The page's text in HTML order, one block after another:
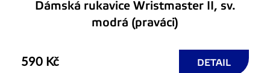
Dámská rukavice Wristmaster II, sv.
modrá (praváci)
590 Kč DETAIL